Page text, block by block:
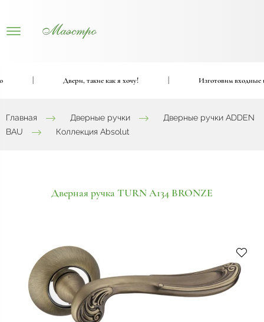
Двери, такие как я хочу! Изготовим входные и
Главная Дверные ручки
Дверные ручки ADDEN
BAU
Коллекция Absolut
Дверная ручка TURN A134 BRONZE